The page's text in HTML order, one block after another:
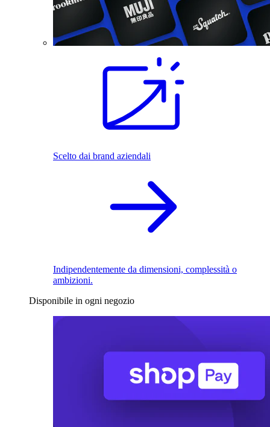
Scelto dai brand aziendali
Indipendentemente da dimensioni, complessità o
ambizioni.
Disponibile in ogni negozio